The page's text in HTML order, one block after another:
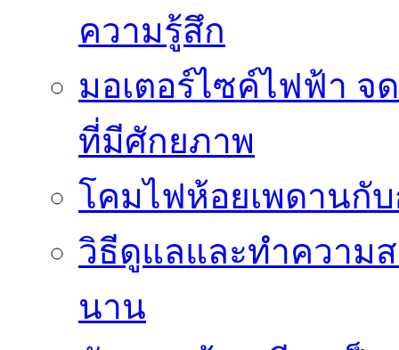
ความรู้สึก
มอเตอร์ไซค์ไฟฟ้า จ
ที่มีศักยภาพ
โคมไฟห้อยเพดานกั
วิธีดูแลและทำความ
นาน